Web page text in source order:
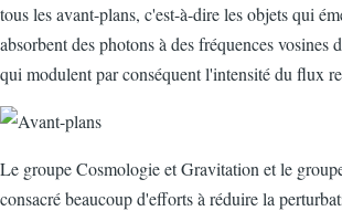
tous les avant-plans, c'est-à-dire les objets qui
absorbent des photons à des fréquences vosines
qui modulent par conséquent l'intensité du flux
Le groupe Cosmologie et Gravitation et le
consacré beaucoup d'efforts à réduire la